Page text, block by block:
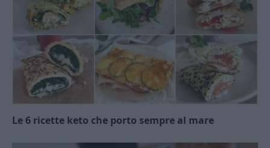
Le 6 ricette keto che porto sempre al mare